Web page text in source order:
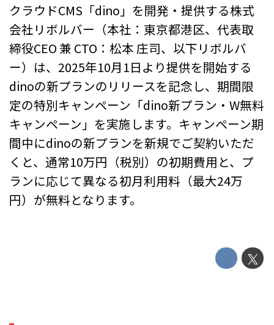
クラウドCMS「dino」を開発・提供する株式
会社リボルバー（本社：東京都港区、代表取
締役CEO 兼 CTO：松本 庄司、以下リボルバ
ー）は、2025年10月1日より提供を開始する
dinoの新プランのリリースを記念し、期間限
定の特別キャンペーン「dino新プラン・W無料
キャンペーン」を実施します。キャンペーン期
間中にdinoの新プランを新規でご契約いただ
くと、通常10万円（税別）の初期費用と、プ
ランに応じて異なる初月利用料（最大24万
円）が無料となります。